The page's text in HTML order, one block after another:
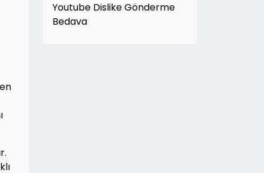
Youtube Dislike Gönderme
Bedava